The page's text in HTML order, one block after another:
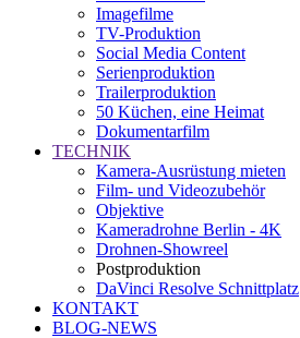
Imagefilme
TV-Produktion
Social Media Content
Serienproduktion
Trailerproduktion
50 Küchen, eine Heimat
Dokumentarfilm
TECHNIK
Kamera-Ausrüstung mieten
Film- und Videozubehör
Objektive
Kameradrohne Berlin - 4K
Drohnen-Showreel
Postproduktion
DaVinci Resolve Schnittplatz
KONTAKT
BLOG-NEWS